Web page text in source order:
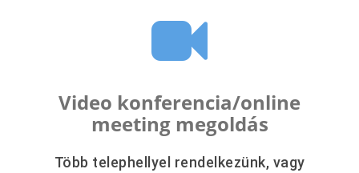
Video konferencia/online
meeting megoldás
Több telephellyel rendelkezünk, vagy